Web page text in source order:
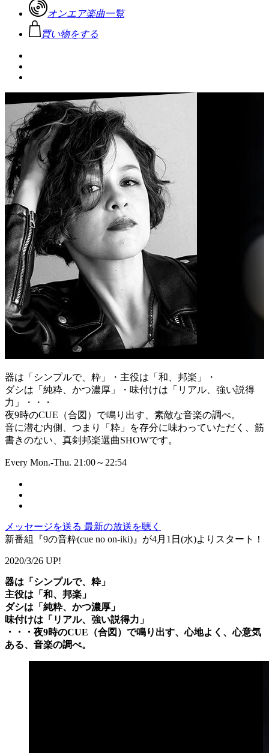
オンエア楽曲一覧
買い物をする
器は「シンプルで、粋」・主役は「和、邦楽」・
ダシは「純粋、かつ濃厚」・味付けは「リアル、強い説得
力」・・・
夜9時のCUE（合図）で鳴り出す、素敵な音楽の調べ。
音に潜む内側、つまり「粋」を存分に味わっていただく、筋
書きのない、真剣邦楽選曲SHOWです。
Every Mon.-Thu. 21:00～22:54
メッセージを送る 最新の放送を聴く
新番組『9の音粋(cue no on-iki)』が4月1日(水)よりスタート！
2020/3/26 UP!
器は「シンプルで、粋」
主役は「和、邦楽」
ダシは「純粋、かつ濃厚」
味付けは「リアル、強い説得力」
・・・夜9時のCUE（合図）で鳴り出す、心地よく、心意気
ある、音楽の調べ。